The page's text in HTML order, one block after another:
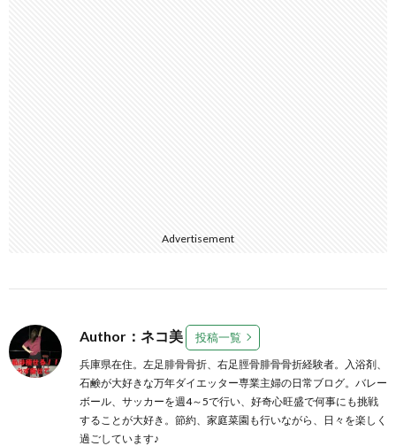
Advertisement
Author：ネコ美 投稿一覧
兵庫県在住。左足腓骨骨折、右足脛骨腓骨骨折経験者。入浴剤、
石鹸が大好きな万年ダイエッター専業主婦の日常ブログ。バレー
ボール、サッカーを週4～5で行い、好奇心旺盛で何事にも挑戦
することが大好き。節約、家庭菜園も行いながら、日々を楽しく
過ごしています♪